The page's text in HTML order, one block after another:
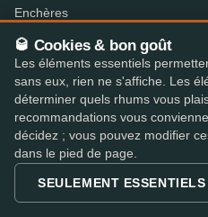
Enchères
Merch
À PROPOS
A propos
🥃 Cookies & bon goût
Les éléments essentiels
sans eux, rien ne s'affiche. Les
déterminer quels rhums vous
recommandations vous
décidez ; vous pouvez modifier
dans le pied de page.
SEULEMENT ESSENTIELS